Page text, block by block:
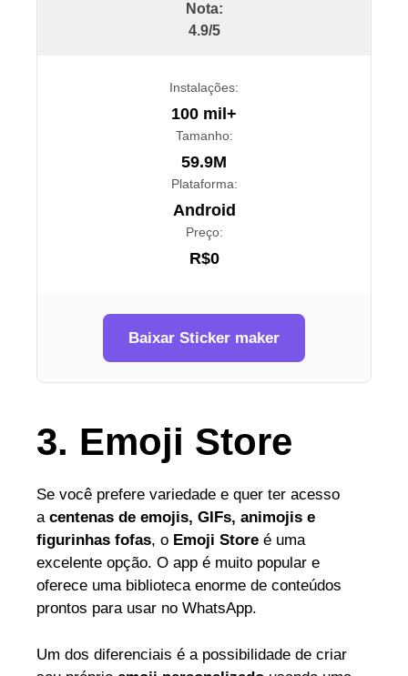
Nota:
4.9/5
Instalações:
100 mil+
Tamanho:
59.9M
Plataforma:
Android
Preço:
R$0
Baixar Sticker maker
3. Emoji Store
Se você prefere variedade e quer ter acesso
a centenas de emojis, GIFs, animojis e
figurinhas fofas, o Emoji Store é uma
excelente opção. O app é muito popular e
oferece uma biblioteca enorme de conteúdos
prontos para usar no WhatsApp.
Um dos diferenciais é a possibilidade de criar